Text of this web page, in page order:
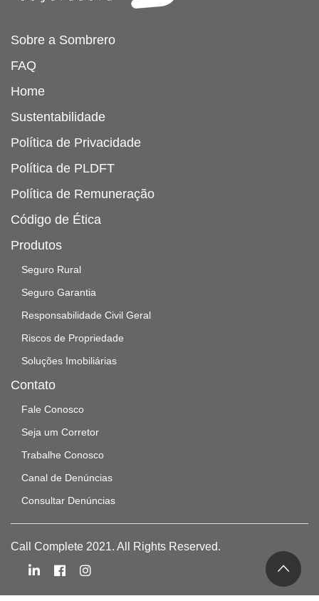
Sobre a Sombrero
FAQ
Home
Sustentabilidade
Política de Privacidade
Política de PLDFT
Política de Remuneração
Código de Ética
Produtos
Seguro Rural
Seguro Garantia
Responsabilidade Civil Geral
Riscos de Propriedade
Soluções Imobiliárias
Contato
Fale Conosco
Seja um Corretor
Trabalhe Conosco
Canal de Denúncias
Consultar Denúncias
Call Complete 2021. All Rights Reserved.